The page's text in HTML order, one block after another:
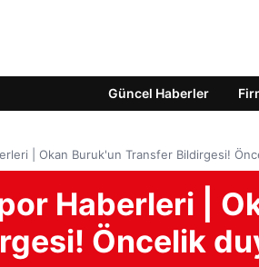
Güncel Haberler
| Okan Buruk'un Transfer Bildirgesi!
Haberleri |
Öncelik